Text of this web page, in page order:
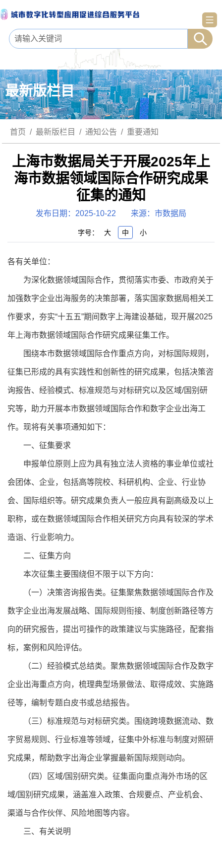
最新版栏目
首页 / 最新版栏目 / 通知公告 / 重要通知
上海市数据局关于开展2025年上
海市数据领域国际合作研究成果
征集的通知
发布日期：2025-10-22 来源：市数据局
字号： 大 中 小
各有关单位：
为深化数据领域国际合作，贯彻落实市委、市政府关于
加强数字企业出海服务的决策部署，落实国家数据局相关工
作要求，夯实“十五五”期间数字上海建设基础，现开展2025
年上海市数据领域国际合作研究成果征集工作。
围绕本市数据领域国际合作重点方向，对标国际规则，
征集已形成的具有实践性和创新性的研究成果，包括决策咨
询报告、经验模式、标准规范与对标研究以及区域/国别研
究等，助力开展本市数据领域国际合作和数字企业出海工
作。现将有关事项通知如下：
一、征集要求
申报单位原则上应为具有独立法人资格的事业单位或社
会团体、企业，包括高等院校、科研机构、企业、行业协
会、国际组织等。研究成果负责人一般应具有副高级及以上
职称，或在数据领域国际合作相关研究方向具有较深的学术
造诣、行业影响力。
二、征集方向
本次征集主要围绕但不限于以下方向：
（一）决策咨询报告类。征集聚焦数据领域国际合作及
数字企业出海发展战略、国际规则衔接、制度创新路径等方
向的研究报告，提出可操作的政策建议与实施路径，配套指
标，案例和风险评估。
（二）经验模式总结类。聚焦数据领域国际合作及数字
企业出海重点方向，梳理典型场景做法、取得成效、实施路
径等，编制专题白皮书或总结报告。
（三）标准规范与对标研究类。围绕跨境数据流动、数
字贸易规则、行业标准等领域，征集中外标准与制度对照研
究成果，帮助数字出海企业掌握最新国际规则动向。
（四）区域/国别研究类。征集面向重点海外市场的区
域/国别研究成果，涵盖准入政策、合规要点、产业机会、
渠道与合作伙伴、风险地图等内容。
三、有关说明